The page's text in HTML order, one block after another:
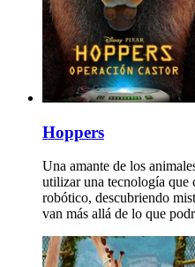
Hoppers
Una amante de los
utilizar una tecnología que
robótico, descubriendo
van más allá de lo que